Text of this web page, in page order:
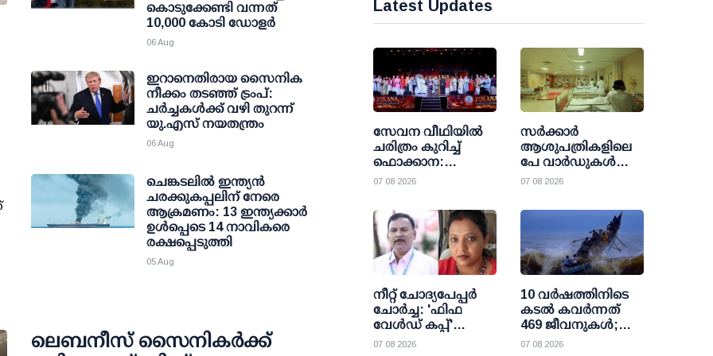
കൊടുക്കേണ്ടി വന്നത്
10,000 കോടി ഡോളര്‍
06 Aug
ഇറാനെതിരായ സൈനിക
നീക്കം തടഞ്ഞ് ട്രംപ്:
ചര്‍ച്ചകള്‍ക്ക് വഴി തുറന്ന്
യു.എസ് നയതന്ത്രം
06 Aug
ചെങ്കടലില്‍ ഇന്ത്യന്‍
ചരക്കുകപ്പലിന് നേരെ
ആക്രമണം: 13 ഇന്ത്യക്കാര്‍
ഉള്‍പ്പെടെ 14 നാവികരെ
രക്ഷപ്പെടുത്തി
05 Aug
ലെബനീസ് സൈനികർക്ക്
Latest Updates
സേവന വീഥിയില്‍
ചരിത്രം കുറിച്ച്
ഫൊക്കാന:
കല്‍ഹാരിയില്‍
പുതിയ പ്രഭാതം
07 08 2026
സര്‍ക്കാര്‍
ആശുപത്രികളിലെ
പേ വാര്‍ഡുകള്‍
ഇനി എല്ലാവര്‍ക്കും;
ഒഴിവാക്കി
07 08 2026
നീറ്റ് ചോദ്യപേപ്പര്‍
ചോര്‍ച്ച: 'ഫിഫ
വേള്‍ഡ് കപ്പ്'
വാട്സാപ്പ് ഗ്രൂപ്പ്
07 08 2026
10 വര്‍ഷത്തിനിടെ
കടല്‍ കവര്‍ന്നത്
469 ജീവനുകള്‍;
47000 ത്തിലധികം
07 08 2026